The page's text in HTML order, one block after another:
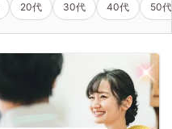
20代 30代 40代 50代